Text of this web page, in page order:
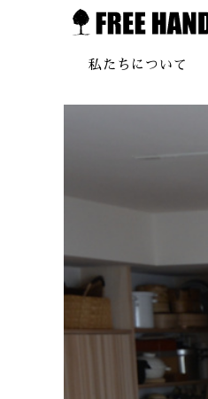
私たちについて